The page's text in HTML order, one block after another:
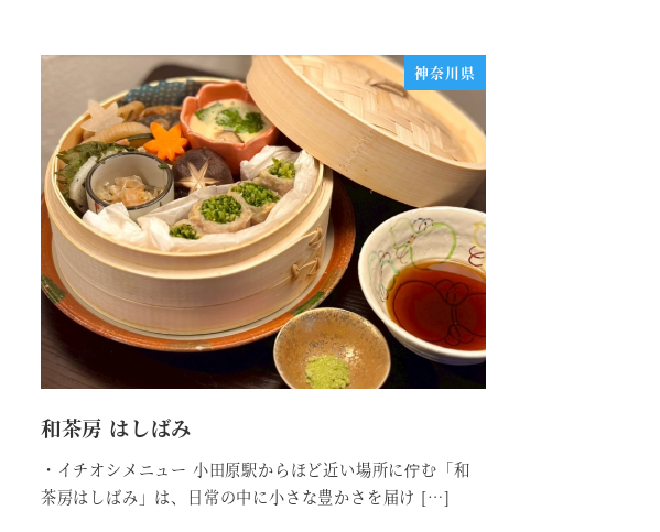
神奈川県
和茶房 はしばみ
・イチオシメニュー 小田原駅からほど近い場所に佇む「和
茶房はしばみ」は、日常の中に小さな豊かさを届け […]